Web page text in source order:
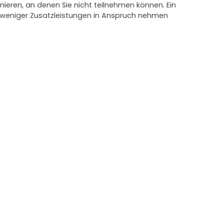
an denen Sie nicht teilnehmen können. Ein
Zusatzleistungen in Anspruch nehmen